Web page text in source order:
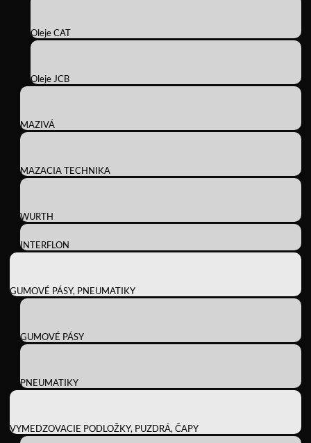
Oleje CAT
Oleje JCB
MAZIVÁ
MAZACIA TECHNIKA
WURTH
INTERFLON
GUMOVÉ PÁSY, PNEUMATIKY
GUMOVÉ PÁSY
PNEUMATIKY
VYMEDZOVACIE PODLOŽKY, PUZDRÁ, ČAPY